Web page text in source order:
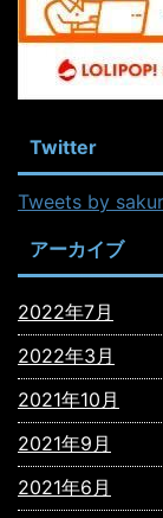
Twitter
Tweets by
アーカイブ
2022年7月
2022年3月
2021年10月
2021年9月
2021年6月